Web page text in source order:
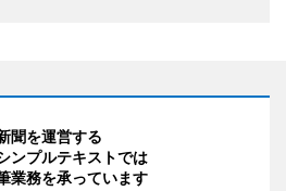
聞を運営する
ンプルテキストでは
業務を承っています